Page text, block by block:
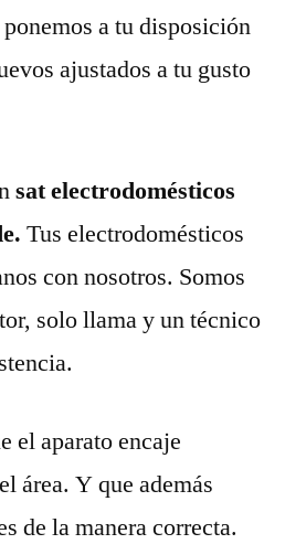
ponemos a tu disposición
ajustados a tu gusto
sat electrodomésticos
Tus electrodomésticos
con nosotros. Somos
solo llama y un técnico
el aparato encaje
área. Y que además
de la manera correcta.